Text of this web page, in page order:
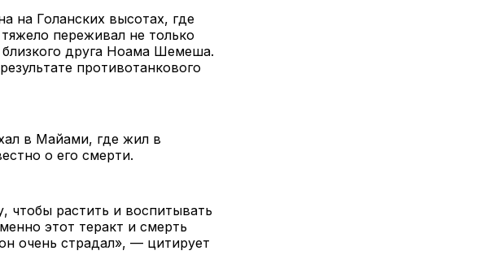
на Голанских высотах, где
переживал не только
близкого друга Ноама Шемеша.
противотанкового
в Майами, где жил в
о его смерти.
растить и воспитывать
этот теракт и смерть
очень страдал», — цитирует